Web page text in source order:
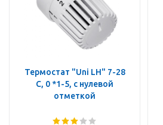
Термостат "Uni LH" 7-28
C, 0 *1-5, с нулевой
отметкой